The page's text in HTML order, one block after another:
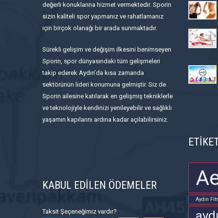
değerli konuklarına hizmet vermektedir. Sporin
sizin kaliteli spor yapmanız ve rahatlamanız
için birçok olanağı bir arada sunmaktadır.
Sürekli gelişim ve değişim ilkesini benimseyen
Sporin, spor dünyasındaki tüm gelişmeleri
takip ederek Aydın’da kısa zamanda
sektörünün lideri konumuna gelmiştir. Siz de
Sporin ailesine katılarak en gelişmiş tekniklerle
ve teknolojiyle kendinizi yenileyebilir ve sağlıklı
yaşamın kapılarını ardına kadar açılabilirsiniz.
KABUL EDİLEN ÖDEMELER
Taksit Şeçeneğimiz vardır?
Aydın